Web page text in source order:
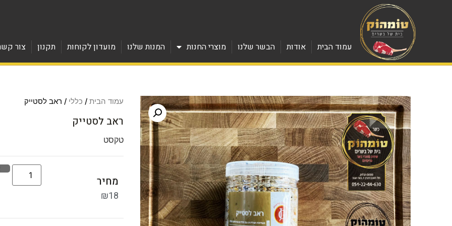
עמוד הבית אודות הבשר שלנו מוצרי החנות המנות שלנו מועדון לקוחות תקנון צור
עמוד הבית/ כללי / ראב לסטייק
ראב לסטייק
טקסט
מחיר
₪18